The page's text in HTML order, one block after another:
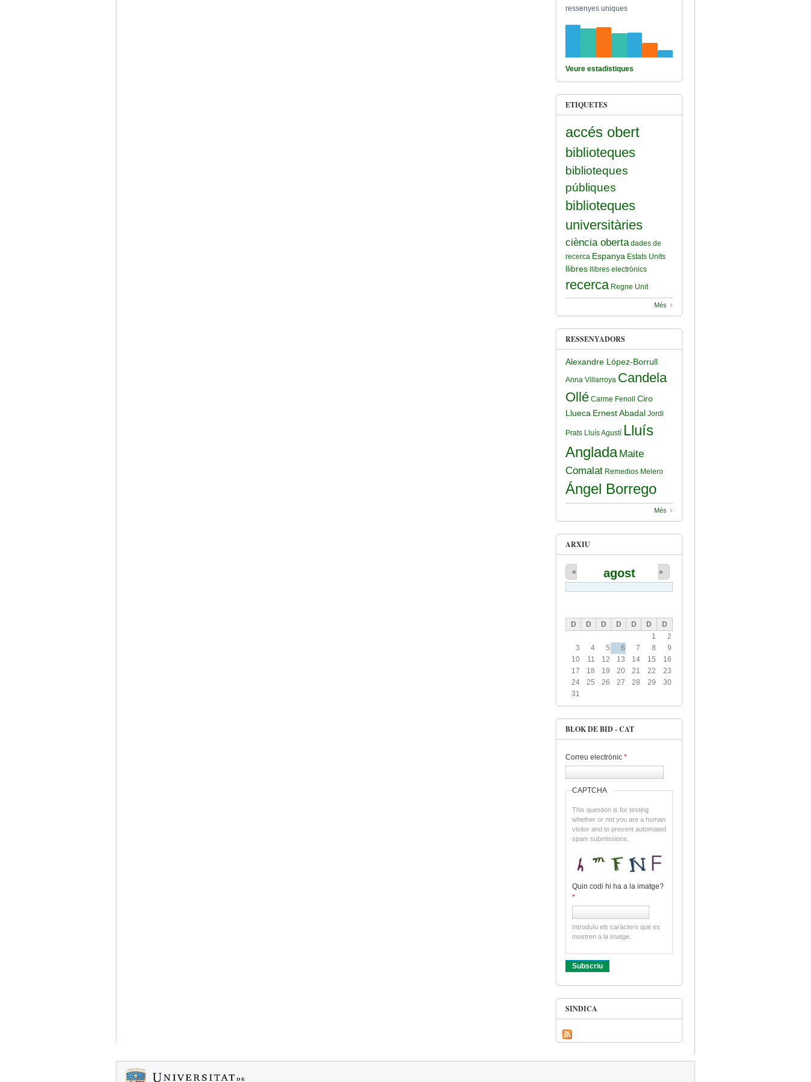
ressenyes uniques
Veure estadistiques
ETIQUETES
accés obert
biblioteques
biblioteques
públiques
biblioteques
universitàries
ciència oberta dades de
recerca Espanya Estats Units
llibres llibres electrònics
recerca Regne Unit
Més
RESSENYADORS
Alexandre López-Borrull
Anna Villarroya Candela
Ollé Carme Fenoll
Ciro
Llueca Ernest Abadal Jordi
Prats Lluís Agustí Lluís
Anglada Maite
Comalat Remedios Melero
Ángel Borrego
Més
ARXIU
agost
« »
D D D D D D
D
1
2
3
4 5 6 7 8
9
10
11 12 13 14 15
16
17
18 19 20 21 22
23
24
25 26 27 28 29
30
31
BLOK DE BID - CAT
Correu electrònic *
CAPTCHA
This question is for testing
whether or not you are a human
visitor and to prevent automated
spam submissions.
Quin codi hi ha a la imatge?
*
Introduïu els caràcters que es
mostren a la imatge.
SINDICA